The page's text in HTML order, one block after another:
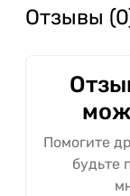
Отзывы
Помогите
будьте